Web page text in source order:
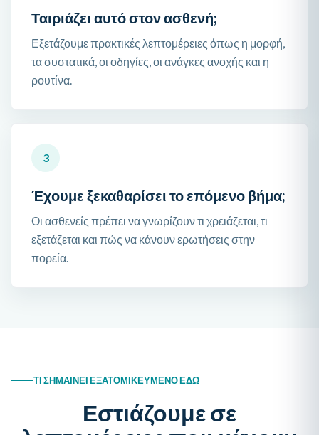
Ταιριάζει αυτό στον ασθενή;
Εξετάζουμε πρακτικές λεπτομέρειες όπως η μορφή,
τα συστατικά, οι οδηγίες, οι ανάγκες ανοχής και η
ρουτίνα.
3
Έχουμε ξεκαθαρίσει το επόμενο βήμα;
Οι ασθενείς πρέπει να γνωρίζουν τι χρειάζεται, τι
εξετάζεται και πώς να κάνουν ερωτήσεις στην
πορεία.
ΤΙ ΣΗΜΑΊΝΕΙ ΕΞΑΤΟΜΙΚΕΥΜΈΝΟ ΕΔΏ
Εστιάζουμε σε